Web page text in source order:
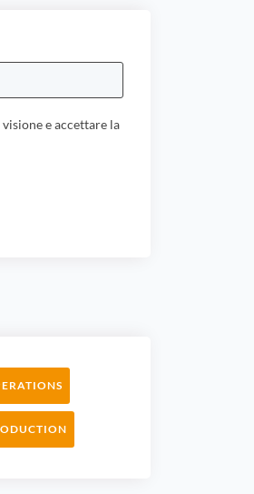
e accettare la